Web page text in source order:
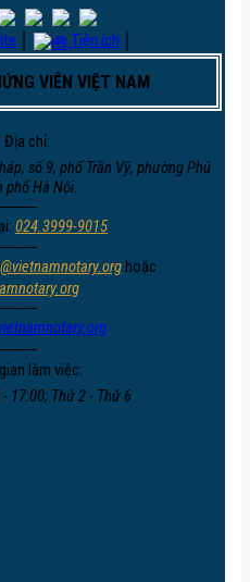
Tiện ích
VIÊN VIỆT NAM
Địa chỉ:
số 9, phố Trần Vỹ, phường Phú
phố Hà Nội.
024.3999-9015
hoặc
làm việc:
17:00; Thứ 2 - Thứ 6